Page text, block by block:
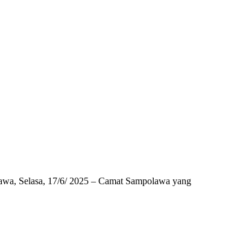
17/6/ 2025 – Camat Sampolawa yang